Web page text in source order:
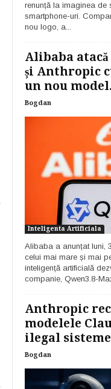
renunță la imaginea de
smartphone-uri.
nou logo, a...
Alibaba
și Anthropic
un nou
Bogdan
Inteligenta Artificiala
Alibaba a anunțat luni,
celui mai mare și mai
inteligență artificială
companie, Qwen3.8-
Anthropic
modelele
ilegal
Bogdan